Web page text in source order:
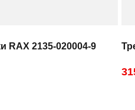
RAX 2135-020004-9